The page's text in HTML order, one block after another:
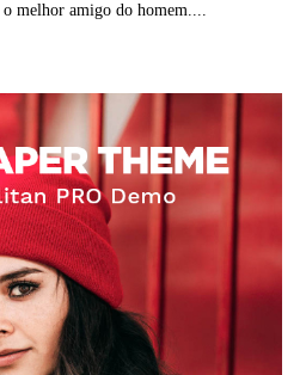
melhor amigo do homem....